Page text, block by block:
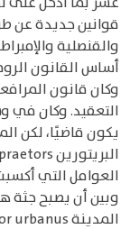
قوانين جديدة عن
والقنصلية
أساس القانون
وكان قانون
التعقيد. وكان في
يكون قاضيًا، لكن
العوامل التي
وبين أن يصبح جثة